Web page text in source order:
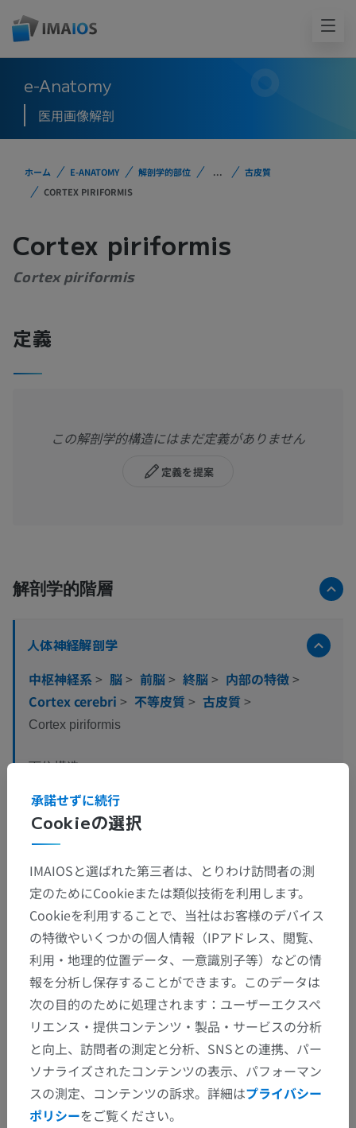
e-Anatomy
医用画像解剖
ホーム E-ANATOMY 解剖学的部位 ...
古皮質
CORTEX PIRIFORMIS
Cortex piriformis
Cortex piriformis
定義
この解剖学的構造にはまだ定義がありません
定義を提案
解剖学的階層
人体神経解剖学
中枢神経系> 脳> 前脳> 終脳> 内部の特徴>
Cortex cerebri > 不等皮質> 古皮質>
Cortex piriformis
下位構造：
Stratum densocellulare
多形層
翻訳
間違いを発見しましたか？
修正や翻訳、内容の改善の提案がありましたらどう
ぞお知らせください。
問題を報告
Cookieの選択
承諾せずに続行
IMAIOSと選ばれた第三者は、とりわけ訪問者の測
定のためにCookieまたは類似技術を利用します。
Cookieを利用することで、当社はお客様のデバイス
の特徴やいくつかの個人情報（IPアドレス、閲覧、
利用・地理的位置データ、一意識別子等）などの情
報を分析し保存することができます。このデータは
次の目的のために処理されます：ユーザーエクスペ
リエンス・提供コンテンツ・製品・サービスの分析
と向上、訪問者の測定と分析、SNSとの連携、パー
ソナライズされたコンテンツの表示、パフォーマン
スの測定、コンテンツの訴求。詳細はプライバシー
ポリシーをご覧ください。